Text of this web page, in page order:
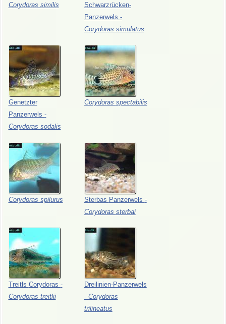
Corydoras similis
Schwarzrücken-
Panzerwels -
Corydoras simulatus
Genetzter
Panzerwels -
Corydoras sodalis
Corydoras spectabilis
Corydoras spilurus Sterbas Panzerwels -
Corydoras sterbai
Treitls Corydoras -
Corydoras treitlii
Dreilinien-Panzerwels
- Corydoras
trilineatus